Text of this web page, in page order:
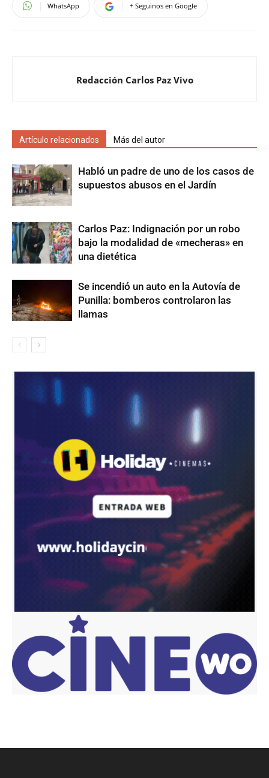
WhatsApp + Seguinos en Google
Redacción Carlos Paz Vivo
Artículo relacionados Más del autor
Habló un padre de uno de los casos de
supuestos abusos en el Jardín
Carlos Paz: Indignación por un robo
bajo la modalidad de «mecheras» en
una dietética
Se incendió un auto en la Autovía de
Punilla: bomberos controlaron las
llamas